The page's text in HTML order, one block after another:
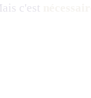
c'est